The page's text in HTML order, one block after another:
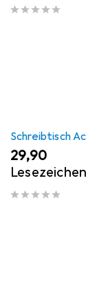
Schreibtisch
EUR
29,90
Lesezeichen